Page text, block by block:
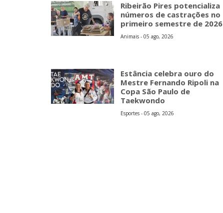
Ribeirão Pires potencializa
números de castrações no
primeiro semestre de 2026
Animais - 05 ago, 2026
Estância celebra ouro do
Mestre Fernando Ripoli na
Copa São Paulo de
Taekwondo
Esportes - 05 ago, 2026